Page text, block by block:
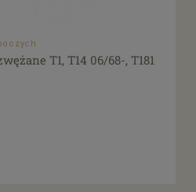
T1, T14 06/68-, T181